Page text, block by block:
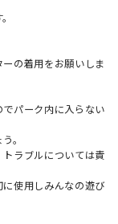
の着用をお願いしま
パーク内に入らない
。
ラブルについては責
使用しみんなの遊び